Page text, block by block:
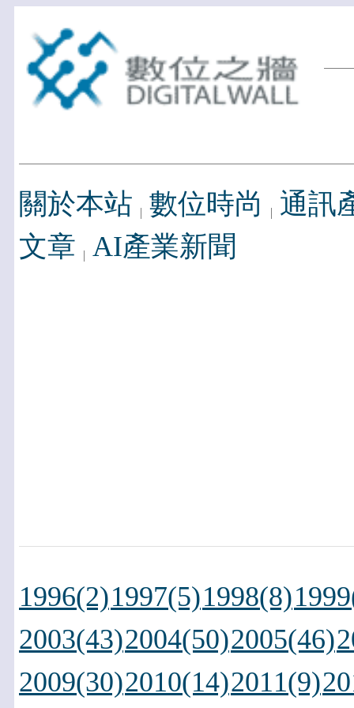
關於本站 數位時尚
通訊
文章 AI產業新聞
1996(2)1997(5)1998(8)
2003(43)2004(50)2005(46)
2009(30)2010(14)2011(9)